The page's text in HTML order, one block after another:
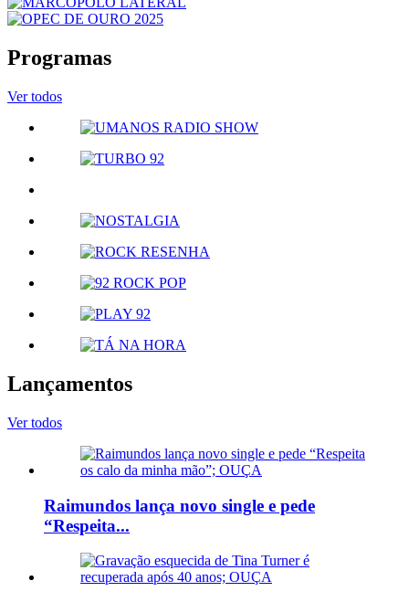
Programas
Ver todos
Lançamentos
Ver todos
Raimundos lança novo single e pede
“Respeita...